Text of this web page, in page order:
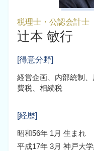
税理士・公認会計士
辻本 敏行
[得意分野]
経営企画、内部統制
費税、相続税
[経歴]
昭和56年 1月 生まれ
平成17年 3月 神戸大